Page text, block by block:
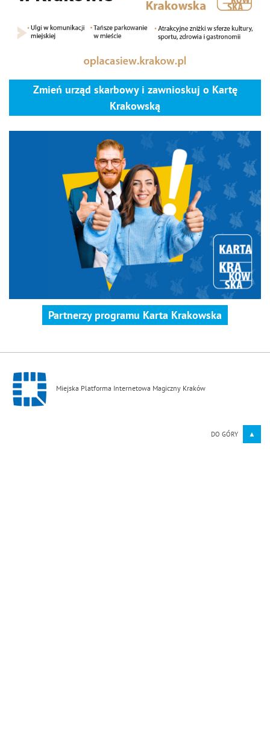
Zmień urząd skarbowy i zawnioskuj o Kartę
Krakowską
Partnerzy programu Karta Krakowska
Miejska Platforma Internetowa Magiczny Kraków
DO GÓRY ▲